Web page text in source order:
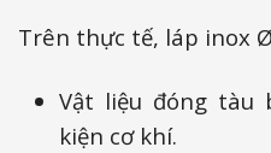
Trên thực tế, láp inox
Vật liệu đóng tàu
kiện cơ khí.